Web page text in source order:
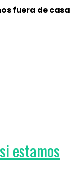
fuera de casa
estamos